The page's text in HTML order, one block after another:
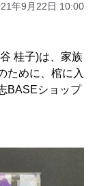
年9月22日 10:00
桂子)は、家族
ために、棺に入
BASEショップ